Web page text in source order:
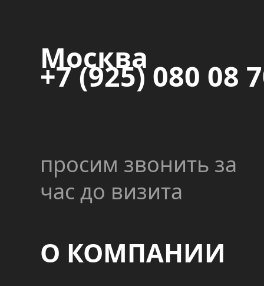
просим звонить за
час до визита
Москва
+7 (925) 080 08
О КОМПАНИИ